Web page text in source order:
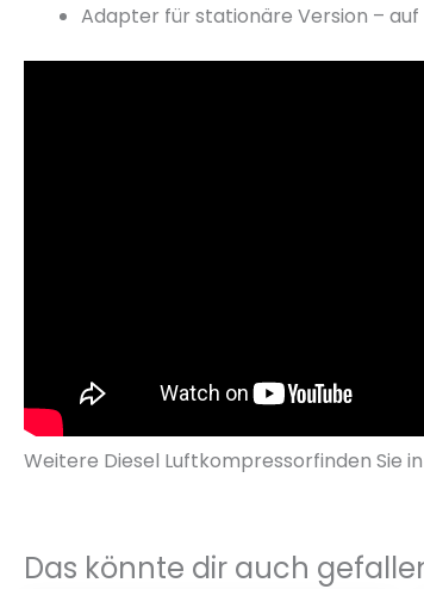
Adapter für stationäre Version – auf
Weitere Diesel Luftkompressorfinden Sie
Das könnte dir auch